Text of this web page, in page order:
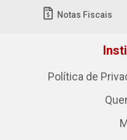
Notas Fiscais
Política de